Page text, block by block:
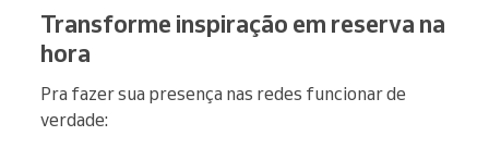
Transforme inspiração em reserva na
hora
Pra fazer sua presença nas redes funcionar de
verdade: